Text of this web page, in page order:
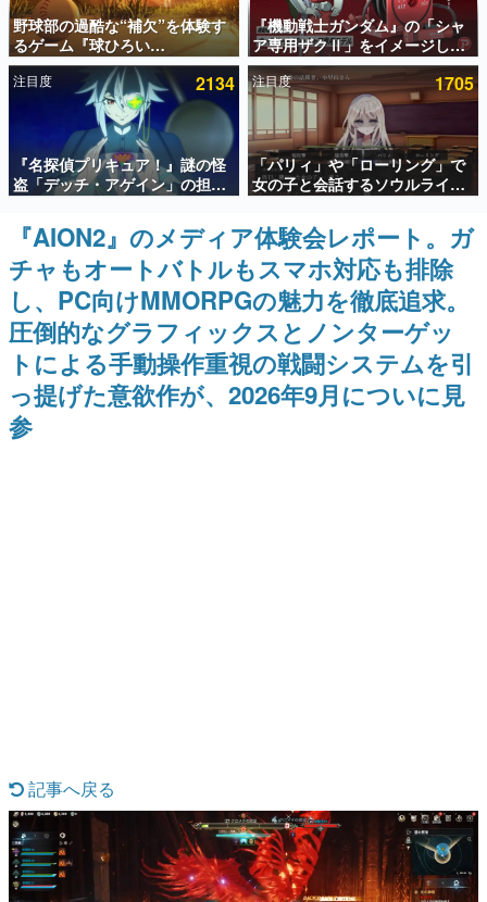
アプリセール情報
インタビュー
連載・特集一覧
殿堂入り記事
SNS拡散数が数千以上！ ページビュー数万以上！ などな
ど。多くの人々に読まれた、電ファミ渾身の“殿堂入り”記
事をまとめました。
ゲームの企画書
名作ゲームクリエイターの方々に製作時のエピソードをお
聞きし、ヒットする企画（ゲーム）とは何か？を探ってい
きます。
赫本
この物語を解いてはいけない。『赫本』は、〈試験問題〉
の形をした短編ホラー小説集です。
新世代に訊く
です。
ゲームが変えた日本語
「経験値」「裏技」「ラスボス」… ゲームにまつわる言葉
の起源や用法の変遷を、コンピューター文化史研究家・タ
イニーP氏が徹底調査。
野球部の過酷な“補欠”を体験す
るゲーム『球ひろい
Simulator』が「1件」のウィッ
シュリストをもとにチェコ語に
対応しSNSで話題に。『キング
ダム・カム』開発元やチェコの
プロ野球選手から称賛の声
『機動戦士ガンダム』の「シャ
ア専用ザクⅡ」をイメージした
散水ホースリールが予約開始。
本体にはシャアのパーソナルマ
ークやジオン公国軍のエンブレ
ム、型式番号などを配置
注目度 2134
『名探偵プリキュア！』謎の怪
盗「デッチ・アゲイン」の担当
キャストは天﨑滉平さんと判
明。『Re:ゼロから始める異世
界生活』オットー役、『ヒプノ
シスマイク』山田三郎役など
注目度 1705
「パリィ」や「ローリング」で
女の子と会話するソウルライク
恋愛ゲーム『小早川さんはソウ
ルライク』無料公開。返事に失
敗すると「YOU DIED」
『AION2』のメディア体験会レポート。ガ
チャもオートバトルもスマホ対応も排除
し、PC向けMMORPGの魅力を徹底追求。
圧倒的なグラフィックスとノンターゲッ
トによる手動操作重視の戦闘システムを引
っ提げた意欲作が、2026年9月についに見
参
記事へ戻る